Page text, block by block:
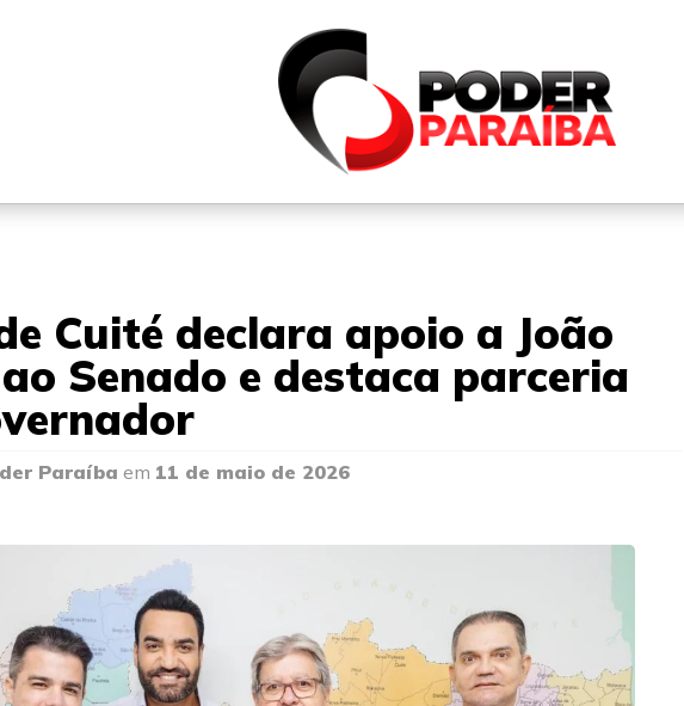
FALE CONOSCO
Cuité declara apoio a João
Senado e destaca parceria
Paraíba em 11 de maio de 2026